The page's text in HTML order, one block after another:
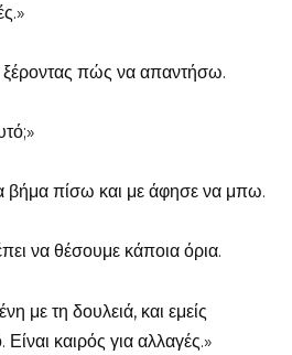
πώς να απαντήσω.
βήμα πίσω και με άφησε να μπω.
να θέσουμε κάποια όρια.
με τη δουλειά, και εμείς
καιρός για αλλαγές.»